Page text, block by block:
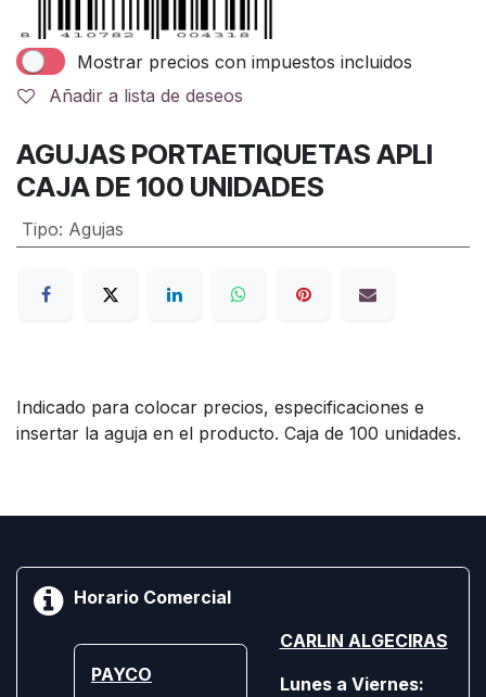
Mostrar precios con impuestos incluidos
Añadir a lista de deseos
AGUJAS PORTAETIQUETAS APLI
CAJA DE 100 UNIDADES
Tipo: Agujas
Indicado para colocar precios, especificaciones e
insertar la aguja en el producto. Caja de 100 unidades.
Horario Comercial
PAYCO
CARLIN ALGECIRAS
Lunes a Viernes: